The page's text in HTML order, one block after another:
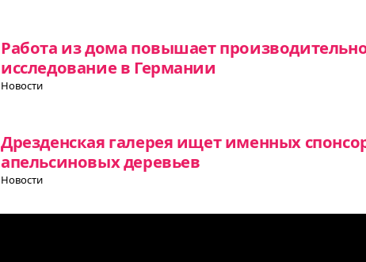
Работа из дома повышает
исследование в Германии
Новости
Дрезденская галерея ищет именных
апельсиновых деревьев
Новости